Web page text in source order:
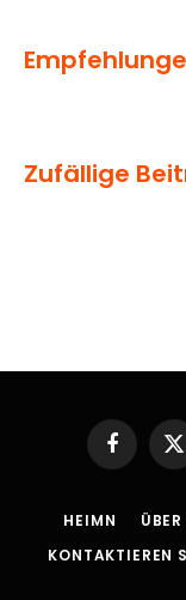
Zufällige
Facebook
X
HEIMN
KONTAKTIEREN